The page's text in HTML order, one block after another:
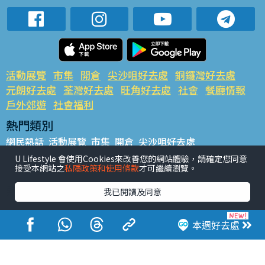
本週好去處
活動展覽 市集 開倉 尖沙咀好去處 銅鑼灣好去處
元朗好去處 荃灣好去處 旺角好去處 社會 餐廳情報
戶外郊遊 社會福利
熱門類別
網民熱話 活動展覽 市集 開倉 尖沙咀好去處
銅鑼灣好去處 元朗好去處 荃灣好去處 旺角好去處 社會
餐廳情報 戶外郊遊
熱門標籤
#UGO搵好去處 #人氣活動推介 #美食社群熱話
#親子玩樂好去處
#ULifestyle應用程式
#限時搶
#UJetso禮物放送
#ULifestyle商戶中心 #著數 #網絡熱話
U Lifestyle 會使用Cookies來改善您的網站體驗，請確定您同意
接受本網站之私隱政策和使用條款才可繼續瀏覽。
我已閱讀及同意